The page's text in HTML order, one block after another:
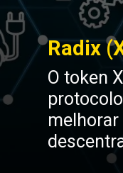
O token
Radix